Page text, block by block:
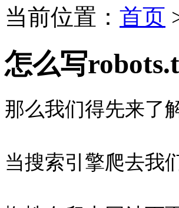
当前位置： 首页
怎么写
那么我们得先来了
当搜索引擎爬去我